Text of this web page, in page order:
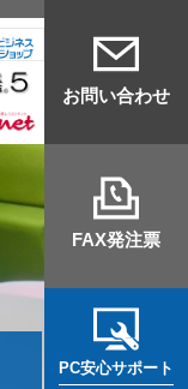
お問い合わせ
FAX発注票
PC安心サポート